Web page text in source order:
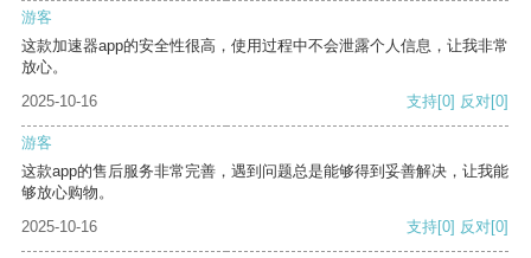
游客
这款加速器app的安全性很高，使用过程中不会泄露个人信息，让我非常
放心。
2025-10-16
支持[0] 反对[0]
游客
这款app的售后服务非常完善，遇到问题总是能够得到妥善解决，让我能
够放心购物。
2025-10-16
支持[0] 反对[0]